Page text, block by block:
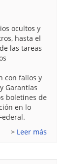
ocultos y
hasta el
las tareas
con fallos y
Garantías
boletines de
en lo
Leer más